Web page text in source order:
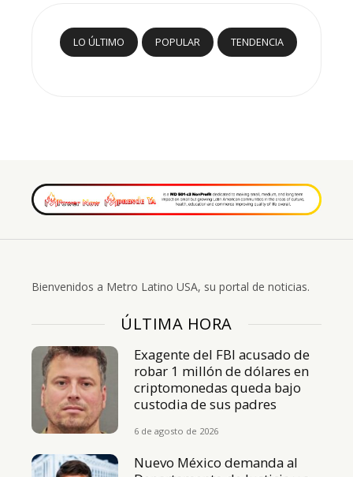
LO ÚLTIMO POPULAR TENDENCIA
Bienvenidos a Metro Latino USA, su portal de noticias.
ÚLTIMA HORA
Exagente del FBI acusado de
robar 1 millón de dólares en
criptomonedas queda bajo
custodia de sus padres
6 de agosto de 2026
Nuevo México demanda al